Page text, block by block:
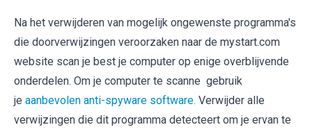
Na het verwijderen van mogelijk ongewenste programma's
die doorverwijzingen veroorzaken naar de mystart.com
website scan je best je computer op enige overblijvende
onderdelen. Om je computer te scanne gebruik
je aanbevolen anti-spyware software. Verwijder alle
verwijzingen die dit programma detecteert om je ervan te